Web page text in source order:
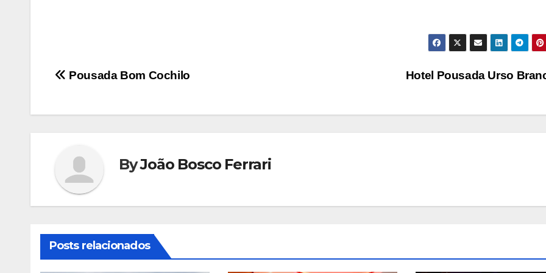
Navegação
Hotel Pousada Urso
Pousada Bom Cochilo
ByJoão Bosco Ferrari
Posts relacionados